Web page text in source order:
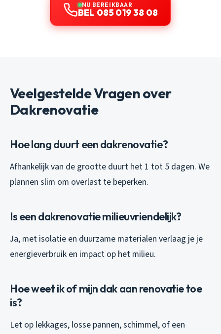
NU BEREIKBAAR
BEL 085 019 38 08
Veelgestelde Vragen over
Dakrenovatie
Hoe lang duurt een dakrenovatie?
Afhankelijk van de grootte duurt het 1 tot 5 dagen. We
plannen slim om overlast te beperken.
Is een dakrenovatie milieuvriendelijk?
Ja, met isolatie en duurzame materialen verlaag je je
energieverbruik en impact op het milieu.
Hoe weet ik of mijn dak aan renovatie toe
is?
Let op lekkages, losse pannen, schimmel, of een